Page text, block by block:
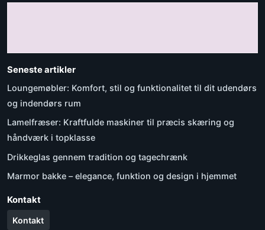
Seneste artikler
Loungemøbler: Komfort, stil og funktionalitet til dit udendørs
og indendørs rum
Lamelfræser: Kraftfulde maskiner til præcis skæring og
håndværk i topklasse
Drikkeglas gennem tradition og tagechrænk
Marmor bakke – elegance, funktion og design i hjemmet
Kontakt
Kontakt